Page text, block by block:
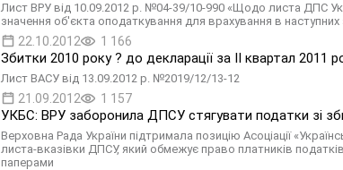
Лист ВРУ від 10.09.2012 р. №04-39/10-990 «Щодо листа ДПС
значення об'єкта оподаткування для врахування в наступних
22.10.2012 1 166
Збитки 2010 року ? до декларації за ІІ квартал
Лист ВАСУ від 13.09.2012 р. №2019/12/13-12
21.09.2012 1 157
УКБС: ВРУ заборонила ДПСУ стягувати податки зі
Верховна Рада України підтримала позицію Асоціації
листа-вказівки ДПСУ, який обмежує право платників
паперами